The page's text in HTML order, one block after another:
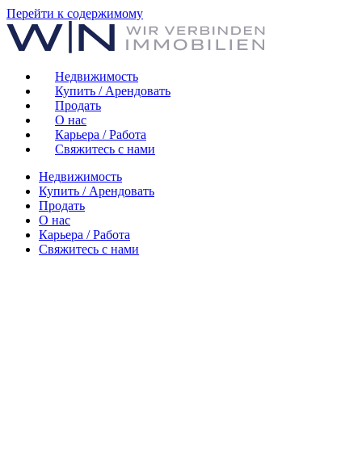
Перейти к содержимому
Недвижимость
Купить / Арендовать
Продать
О нас
Карьера / Работа
Свяжитесь с нами
Недвижимость
Купить / Арендовать
Продать
О нас
Карьера / Работа
Свяжитесь с нами